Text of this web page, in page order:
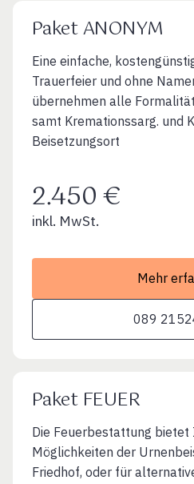
Paket ANONYM
Eine einfache,
Trauerfeier und ohne
übernehmen alle
samt Kremationssarg. und
Beisetzungsort
2.450 €
inkl. MwSt.
Mehr
089
Paket FEUER
Die Feuerbestattung
Möglichkeiten der
Friedhof, oder für